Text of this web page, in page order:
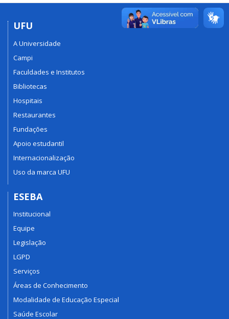
UFU
A Universidade
Campi
Faculdades e Institutos
Bibliotecas
Hospitais
Restaurantes
Fundações
Apoio estudantil
Internacionalização
Uso da marca UFU
ESEBA
Institucional
Equipe
Legislação
LGPD
Serviços
Áreas de Conhecimento
Modalidade de Educação Especial
Saúde Escolar